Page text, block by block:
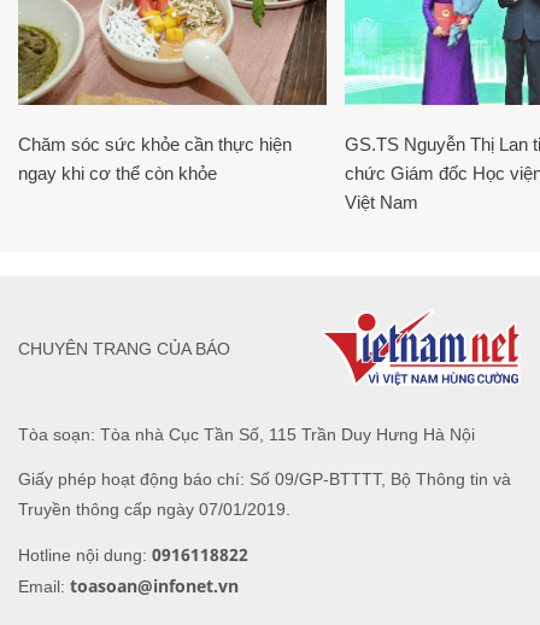
Chăm sóc sức khỏe cần thực hiện
ngay khi cơ thể còn khỏe
GS.TS Nguyễn Thị Lan
chức Giám đốc Học
Việt Nam
Tòa soạn: Tòa nhà Cục Tần Số, 115 Trần Duy Hưng Hà Nội
Giấy phép hoạt động báo chí: Số 09/GP-BTTTT, Bộ Thông tin và
Truyền thông cấp ngày 07/01/2019.
Hotline nội dung: 0916118822
Email: toasoan@infonet.vn
CHUYÊN TRANG CỦA BÁO